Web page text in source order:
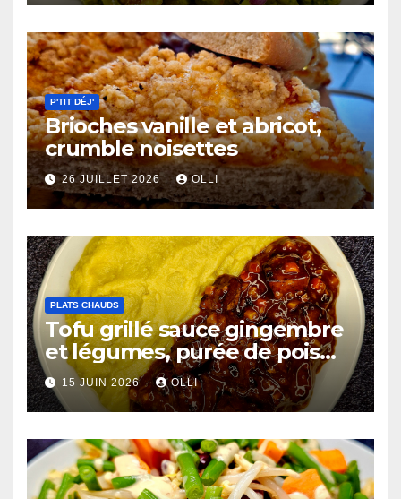
P'TIT DÉJ'
Brioches vanille et abricot,
crumble noisettes
26 JUILLET 2026 OLLI
PLATS CHAUDS
Tofu grillé sauce gingembre
et légumes, purée de pois
chiches et côtes de chou-
fleur au miso
15 JUIN 2026 OLLI